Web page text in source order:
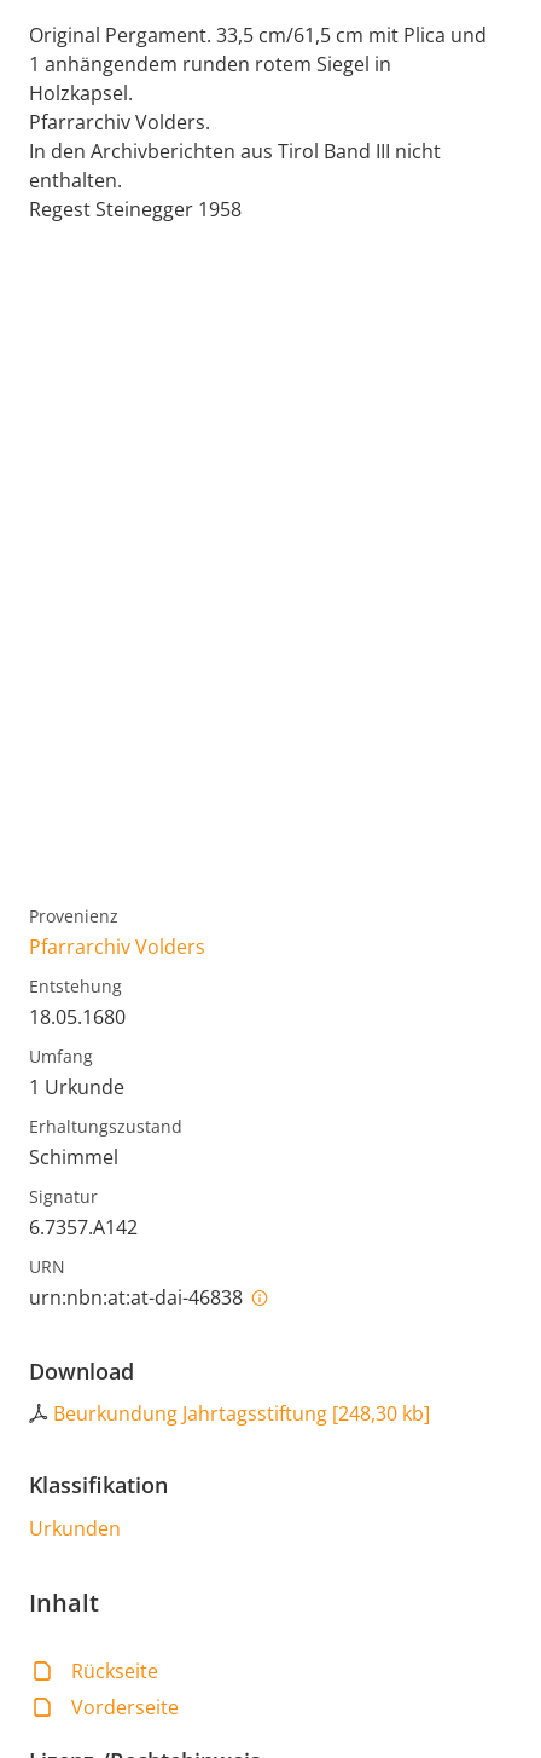
Original Pergament. 33,5 cm/61,5 cm mit Plica und
1 anhängendem runden rotem Siegel in
Holzkapsel.
Pfarrarchiv Volders.
In den Archivberichten aus Tirol Band III nicht
enthalten.
Regest Steinegger 1958
Provenienz
Pfarrarchiv Volders
Entstehung
18.05.1680
Umfang
1 Urkunde
Erhaltungszustand
Schimmel
Signatur
6.7357.A142
URN
urn:nbn:at:at-dai-46838
Download
Beurkundung Jahrtagsstiftung [248,30 kb]
Klassifikation
Urkunden
Inhalt
Rückseite
Vorderseite